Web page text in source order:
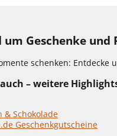
Geschenke
schenken:
– weitere
& Schokolade
Geschenkgutscheine